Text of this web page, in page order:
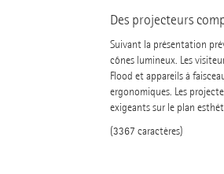
Des projecteurs
Suivant la présentation
cônes lumineux. Les
Flood et appareils à
ergonomiques. Les
exigeants sur le plan
(3367 caractères)